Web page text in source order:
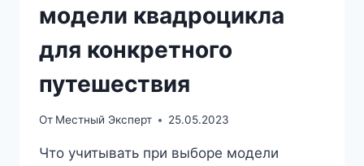
модели квадроцикла
для конкретного
путешествия
От Местный Эксперт 25.05.2023
Что учитывать при выборе модели